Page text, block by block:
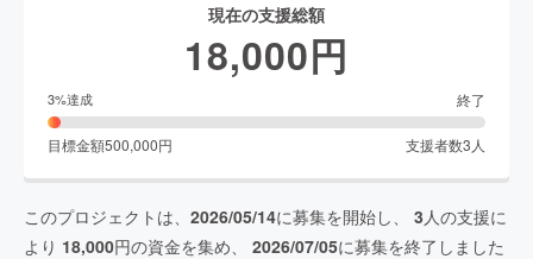
現在の支援総額
18,000円
3%達成 終了
目標金額500,000円 支援者数3 人
このプロジェクトは、 2026/05/14に募集を開始し、 3 人の支援に
より 18,000円の資金を集め、 2026/07/05に募集を終了しました